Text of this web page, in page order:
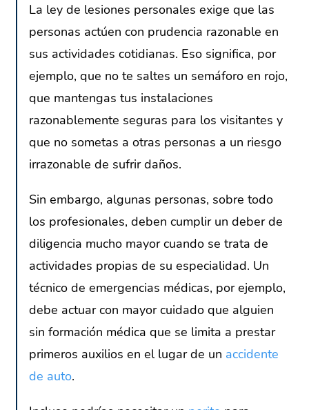
La ley de lesiones personales exige que las
personas actúen con prudencia razonable en
sus actividades cotidianas. Eso significa, por
ejemplo, que no te saltes un semáforo en rojo,
que mantengas tus instalaciones
razonablemente seguras para los visitantes y
que no sometas a otras personas a un riesgo
irrazonable de sufrir daños.
Sin embargo, algunas personas, sobre todo
los profesionales, deben cumplir un deber de
diligencia mucho mayor cuando se trata de
actividades propias de su especialidad. Un
técnico de emergencias médicas, por ejemplo,
debe actuar con mayor cuidado que alguien
sin formación médica que se limita a prestar
primeros auxilios en el lugar de un accidente
de auto.